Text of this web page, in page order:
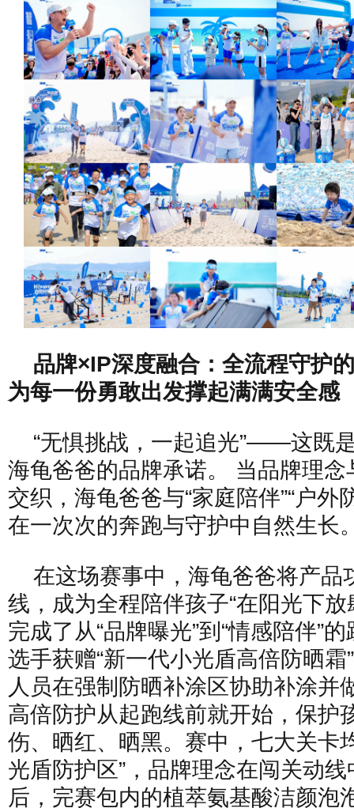
品牌×IP深度融合：全流程守护
为每一份勇敢出发撑起满满安全感
“无惧挑战，一起追光”——这既
海龟爸爸的品牌承诺。 当品牌理
交织，海龟爸爸与“家庭陪伴”“户外
在一次次的奔跑与守护中自然生长
在这场赛事中，海龟爸爸将产品
线，成为全程陪伴孩子“在阳光下
完成了从“品牌曝光”到“情感陪伴”
选手获赠“新一代小光盾高倍防晒
人员在强制防晒补涂区协助补涂并
高倍防护从起跑线前就开始，保护
伤、晒红、晒黑。赛中，七大关卡
光盾防护区”，品牌理念在闯关动
后，完赛包内的植萃氨基酸洁颜泡